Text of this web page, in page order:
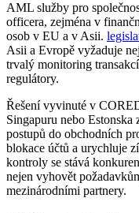
AML služby pro
officera, zejména v
osob v EU a v Asii.
Asii a Evropě vyžaduje
trvalý monitoring
regulátory.
Řešení vyvinuté v
Singapuru nebo
postupů do obchodních
blokace účtů a urychluje
kontroly se stává
nejen vyhovět
mezinárodními partnery.